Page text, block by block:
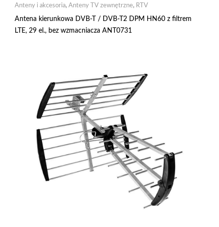
Anteny i akcesoria, Anteny TV zewnętrzne, RTV
Antena kierunkowa DVB-T / DVB-T2 DPM HN60 z filtrem
LTE, 29 el., bez wzmacniacza ANT0731